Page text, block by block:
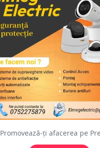
Promovează-ți afacerea pe